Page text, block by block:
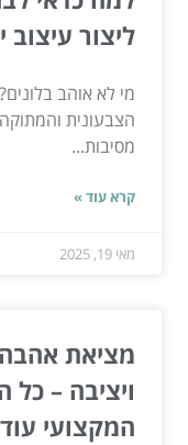
ליצור עיצוב
מי לא אוהב
הצבעונית
מסיבות...
קרא עוד »
מאי 19, 2025
מציאת אהבה
ויציבה – כל
המקצועי